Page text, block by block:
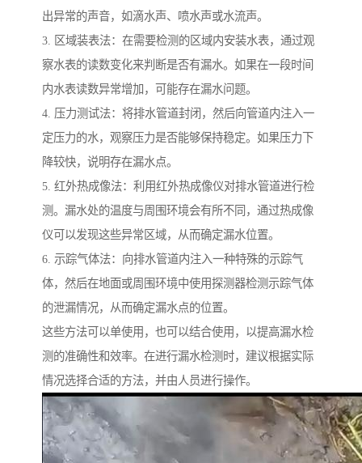
出异常的声音，如滴水声、喷水声或水流声。
3. 区域装表法：在需要检测的区域内安装水表，通过观
察水表的读数变化来判断是否有漏水。如果在一段时间
内水表读数异常增加，可能存在漏水问题。
4. 压力测试法：将排水管道封闭，然后向管道内注入一
定压力的水，观察压力是否能够保持稳定。如果压力下
降较快，说明存在漏水点。
5. 红外热成像法：利用红外热成像仪对排水管道进行检
测。漏水处的温度与周围环境会有所不同，通过热成像
仪可以发现这些异常区域，从而确定漏水位置。
6. 示踪气体法：向排水管道内注入一种特殊的示踪气
体，然后在地面或周围环境中使用探测器检测示踪气体
的泄漏情况，从而确定漏水点的位置。
这些方法可以单使用，也可以结合使用，以提高漏水检
测的准确性和效率。在进行漏水检测时，建议根据实际
情况选择合适的方法，并由人员进行操作。